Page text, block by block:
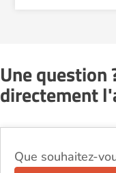
Une question
directement
Que souhaitez-